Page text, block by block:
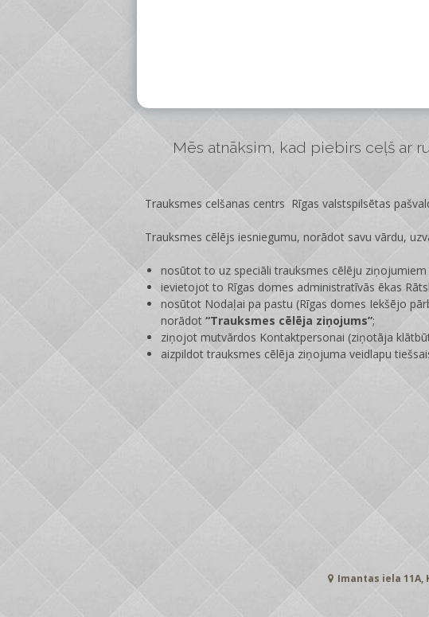
Mēs atnāksim, kad piebirs ceļš ar
Trauksmes celšanas centrs Rīgas valstspilsētas
Trauksmes cēlējs iesniegumu, norādot savu vārdu,
nosūtot to uz speciāli trauksmes cēlēju
ievietojot to Rīgas domes administratīvās ēkas
nosūtot Nodaļai pa pastu (Rīgas domes Iekšējo
norādot “Trauksmes cēlēja ziņojums”;
ziņojot mutvārdos Kontaktpersonai (ziņotāja
aizpildot trauksmes cēlēja ziņojuma veidlapu
Imantas iela 11A,